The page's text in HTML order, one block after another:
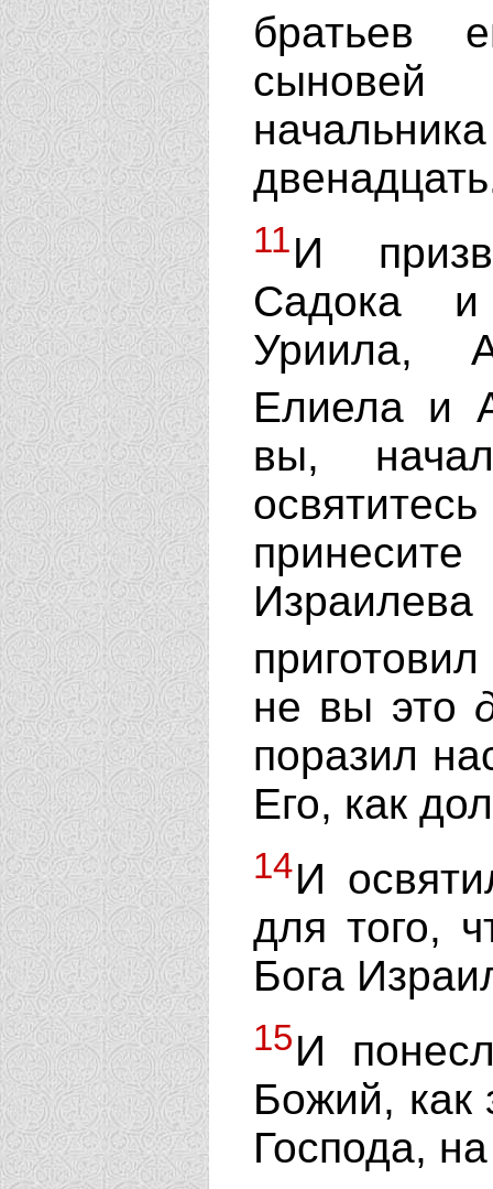
братьев
сыновей
11И
Садока
Уриила,
Елиела и
вы,
не вы это
поразил
Его, как
14И
для того,
Бога
15И
Божий, как
Господа,